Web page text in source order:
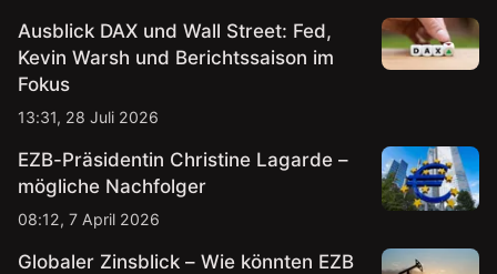
Ausblick DAX und Wall Street: Fed,
Kevin Warsh und Berichtssaison im
Fokus
13:31, 28 Juli 2026
EZB-Präsidentin Christine Lagarde –
mögliche Nachfolger
08:12, 7 April 2026
Globaler Zinsblick – Wie könnten EZB